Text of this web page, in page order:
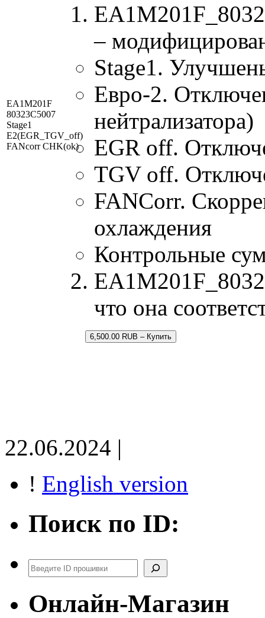
EA1M201F
80323C5007
Stage1
E2(EGR_TGV_off)
FANcorr CHK(ok)
–
Stage1.
Евро-2.
нейтрализатора)
EGR off.
TGV off.
FANCorr.
охлаждения
Контрольные
что она
6,500.00 RUB – Купить
22.06.2024 |
! English version
Поиск по ID:
Поиск
Онлайн-Магазин